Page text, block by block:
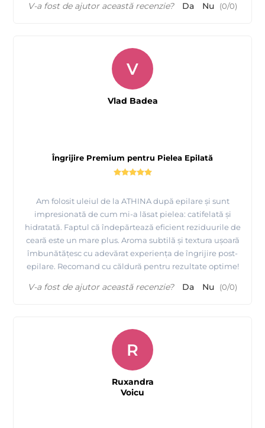
V-a fost de ajutor această recenzie? Da Nu (0/0)
Îngrijire Premium pentru Pielea Epilată
Am folosit uleiul de la ATHINA după epilare și sunt
impresionată de cum mi-a lăsat pielea: catifelată și
hidratată. Faptul că îndepărtează eficient reziduurile de
ceară este un mare plus. Aroma subtilă și textura ușoară
îmbunătățesc cu adevărat experiența de îngrijire post-
epilare. Recomand cu căldură pentru rezultate optime!
V
Vlad Badea
V-a fost de ajutor această recenzie? Da Nu (0/0)
R
Ruxandra
Voicu